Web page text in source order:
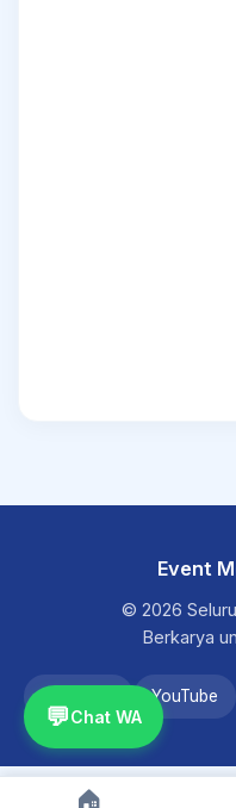
Event
© 2026
Berkarya
YouTube
💬Chat WA
🏠